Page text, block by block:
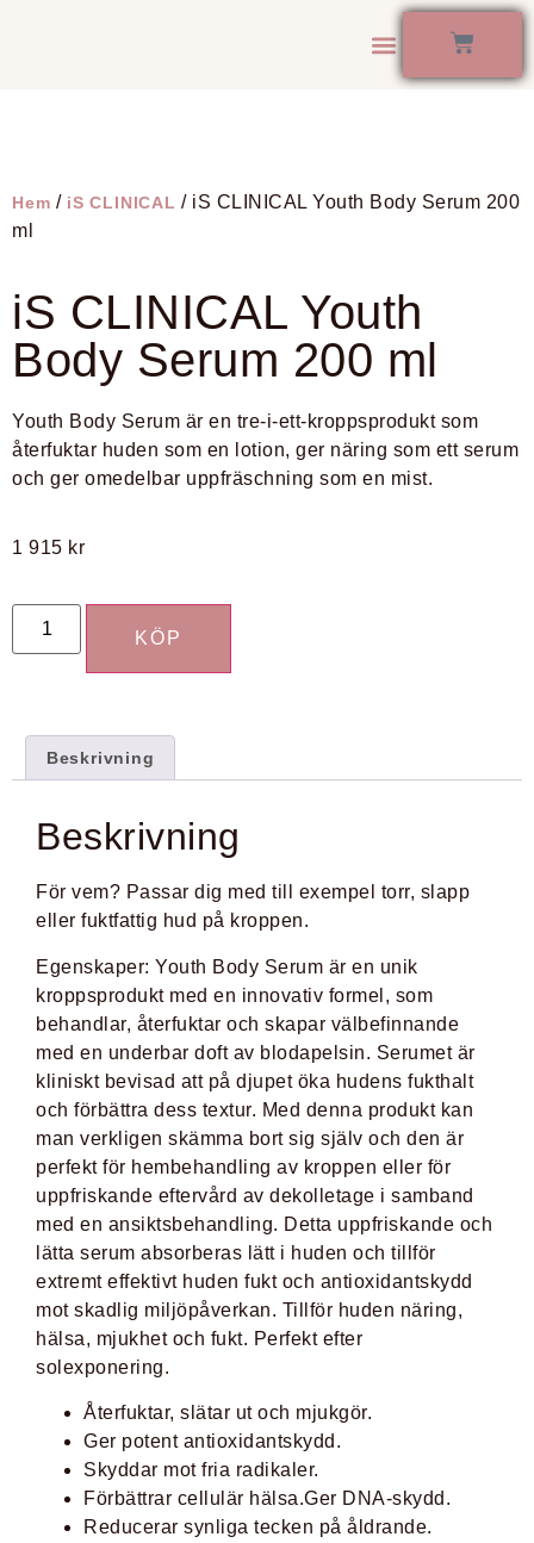
Hem / iS CLINICAL / iS CLINICAL Youth Body Serum 200
ml
iS CLINICAL Youth
Body Serum 200 ml
Youth Body Serum är en tre-i-ett-kroppsprodukt som
återfuktar huden som en lotion, ger näring som ett serum
och ger omedelbar uppfräschning som en mist.
1 915 kr
KÖP
Beskrivning
Beskrivning
För vem? Passar dig med till exempel torr, slapp
eller fuktfattig hud på kroppen.
Egenskaper: Youth Body Serum är en unik
kroppsprodukt med en innovativ formel, som
behandlar, återfuktar och skapar välbefinnande
med en underbar doft av blodapelsin. Serumet är
kliniskt bevisad att på djupet öka hudens fukthalt
och förbättra dess textur. Med denna produkt kan
man verkligen skämma bort sig själv och den är
perfekt för hembehandling av kroppen eller för
uppfriskande eftervård av dekolletage i samband
med en ansiktsbehandling. Detta uppfriskande och
lätta serum absorberas lätt i huden och tillför
extremt effektivt huden fukt och antioxidantskydd
mot skadlig miljöpåverkan. Tillför huden näring,
hälsa, mjukhet och fukt. Perfekt efter
solexponering.
Återfuktar, slätar ut och mjukgör.
Ger potent antioxidantskydd.
Skyddar mot fria radikaler.
Förbättrar cellulär hälsa.Ger DNA-skydd.
Reducerar synliga tecken på åldrande.